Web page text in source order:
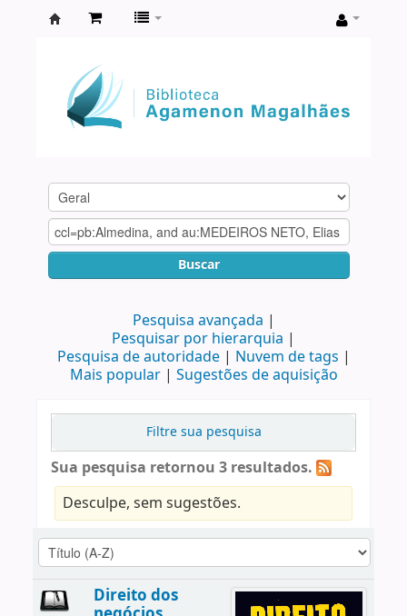
Agamenon
Magalhães
Buscar
Pesquisa avançada
Pesquisar por hierarquia
Pesquisa de autoridade
Nuvem de tags
Mais popular
Sugestões de aquisição
Filtre sua pesquisa
Sua pesquisa retornou 3 resultados.
Desculpe, sem sugestões.
Direito dos